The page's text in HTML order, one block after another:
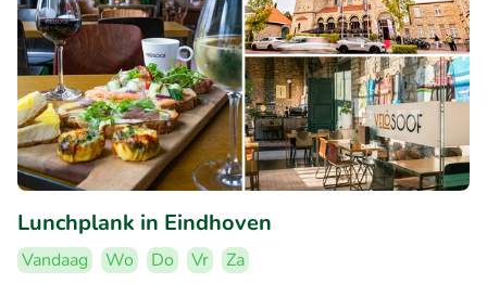
Lunchplank in Eindhoven
Vandaag Wo Do Vr
Za